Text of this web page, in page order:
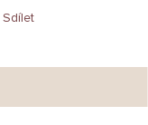
Sdílet